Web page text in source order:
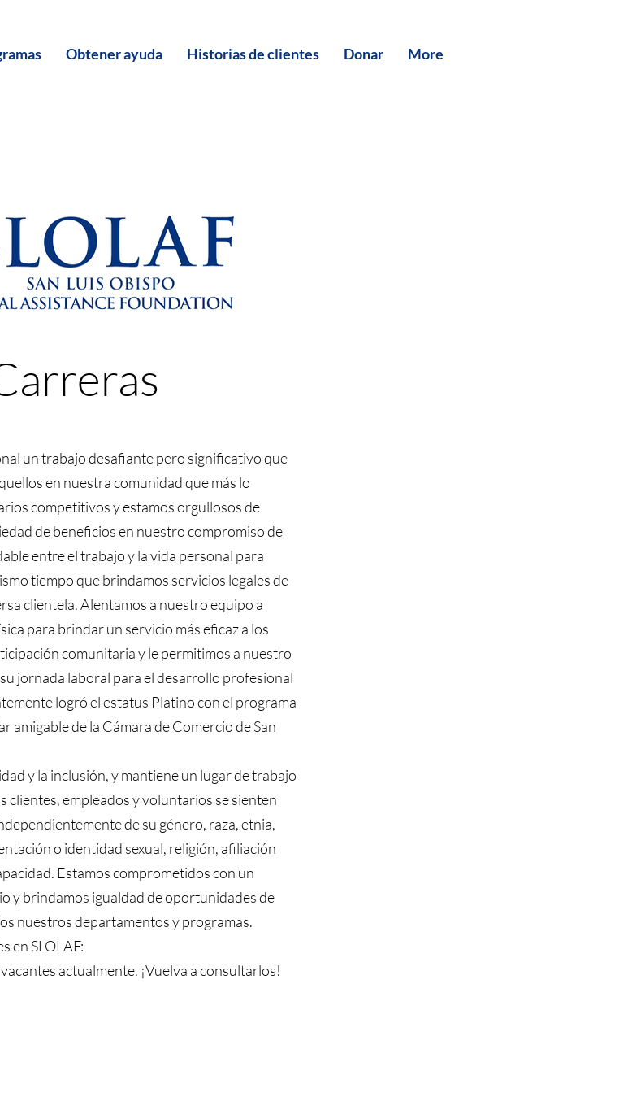
Obtener ayuda Historias de clientes Donar More
un trabajo desafiante pero significativo que
en nuestra comunidad que más lo
competitivos y estamos orgullosos de
de beneficios en nuestro compromiso de
entre el trabajo y la vida personal para
tiempo que brindamos servicios legales de
clientela. Alentamos a nuestro equipo a
para brindar un servicio más eficaz a los
comunitaria y le permitimos a nuestro
jornada laboral para el desarrollo profesional
logró el estatus Platino con el programa
amigable de la Cámara de Comercio de San
y la inclusión, y mantiene un lugar de trabajo
clientes, empleados y voluntarios se sienten
de su género, raza, etnia,
o identidad sexual, religión, afiliación
Estamos comprometidos con un
y brindamos igualdad de oportunidades de
nuestros departamentos y programas.
en SLOLAF:
actualmente. ¡Vuelva a consultarlos!